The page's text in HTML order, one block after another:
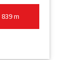
839 m